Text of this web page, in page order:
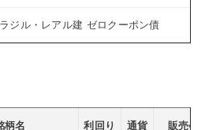
ジル・レアル建 ゼロクーポン債
柄名 利回り 通貨 販売会